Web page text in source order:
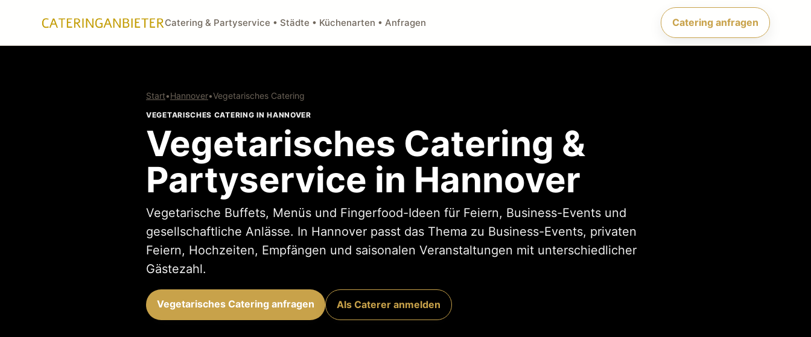
Catering & Partyservice • Städte • Küchenarten • Anfragen Catering anfragen
Start•Hannover•Vegetarisches Catering
VEGETARISCHES CATERING IN HANNOVER
Vegetarisches Catering &
Partyservice in Hannover
Vegetarische Buffets, Menüs und Fingerfood-Ideen für Feiern, Business-Events und
gesellschaftliche Anlässe. In Hannover passt das Thema zu Business-Events, privaten
Feiern, Hochzeiten, Empfängen und saisonalen Veranstaltungen mit unterschiedlicher
Gästezahl.
Vegetarisches Catering anfragen Als Caterer anmelden